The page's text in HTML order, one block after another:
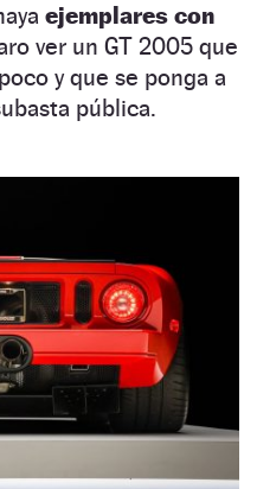
ejemplares con
ver un GT 2005 que
y que se ponga a
pública.